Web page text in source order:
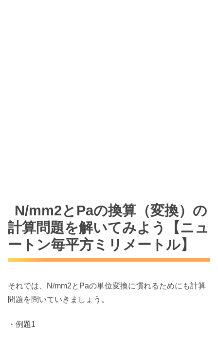
N/mm2とPaの換算（変換）の
計算問題を解いてみよう【ニュ
ートン毎平方ミリメートル】
それでは、N/mm2とPaの単位変換に慣れるためにも計算
問題を問いていきましょう。
・例題1